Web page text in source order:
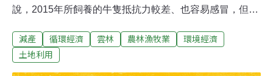
說，2015年所飼養的牛隻抵抗力較差、也容易感冒，但牛
來台灣牛市場有缺貨之虞。張志名說，近幾年因食安風
暴、瘦肉精等問題，許多消費者越來越注重肉的品質，而
減產 循環經濟 雲林 農林漁牧業
環境經濟
土地利用